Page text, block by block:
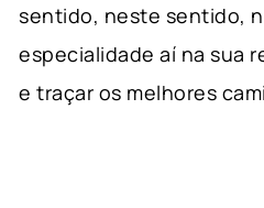
sentido, neste sentido,
especialidade aí na sua
e traçar os melhores